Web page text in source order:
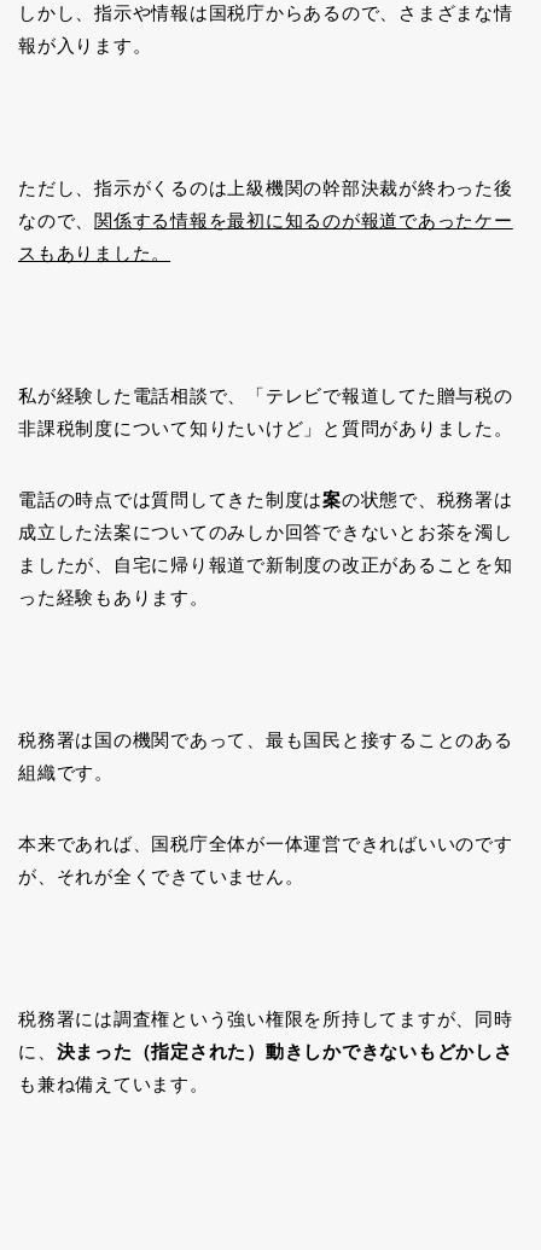
しかし、指示や情報は国税庁からあるので、さまざまな情
報が入ります。
ただし、指示がくるのは上級機関の幹部決裁が終わった後
なので、 関係する情報を最初に知るのが報道であったケー
スもありました。
私が経験した電話相談で、「テレビで報道してた贈与税の
非課税制度について知りたいけど」と質問がありました。
電話の時点では質問してきた制度は案の状態で、税務署は
成立した法案についてのみしか回答できないとお茶を濁し
ましたが、自宅に帰り報道で新制度の改正があることを知
った経験もあります。
税務署は国の機関であって、最も国民と接することのある
組織です。
本来であれば、国税庁全体が一体運営できればいいのです
が、それが全くできていません。
税務署には調査権という強い権限を所持してますが、同時
に、 決まった（指定された）動きしかできないもどかしさ
も兼ね備えています。